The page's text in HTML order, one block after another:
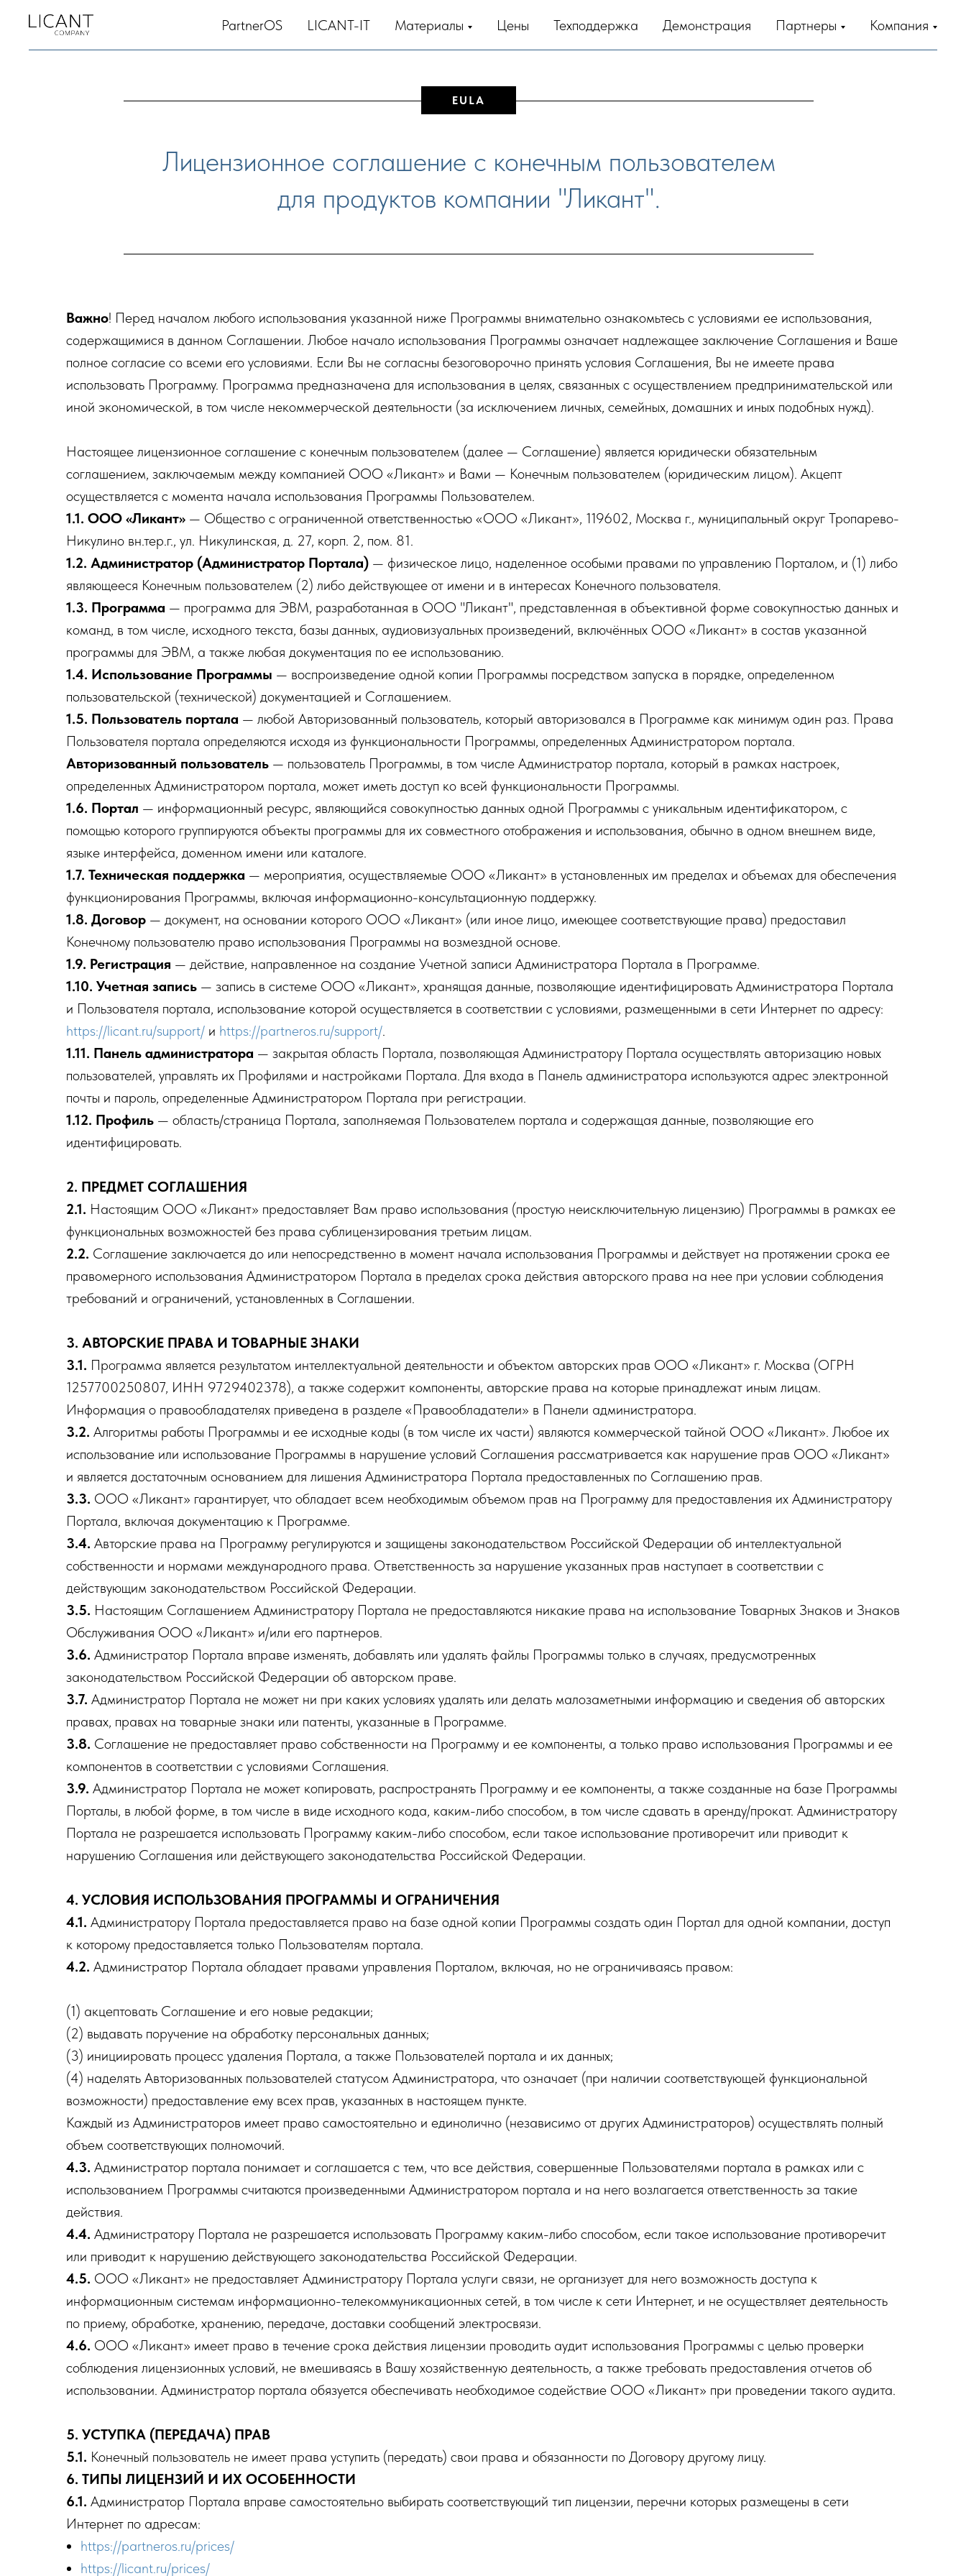
PartnerOS LICANT-IT Материалы Цены Техподдержка Демонстрация Партнеры Компания
EULA
Лицензионное соглашение с конечным пользователем
для продуктов компании "Ликант".
Важно! Перед началом любого использования указанной ниже Программы внимательно ознакомьтесь с условиями ее использования,
содержащимися в данном Соглашении. Любое начало использования Программы означает надлежащее заключение Соглашения и Ваше
полное согласие со всеми его условиями. Если Вы не согласны безоговорочно принять условия Соглашения, Вы не имеете права
использовать Программу. Программа предназначена для использования в целях, связанных с осуществлением предпринимательской или
иной экономической, в том числе некоммерческой деятельности (за исключением личных, семейных, домашних и иных подобных нужд).
Настоящее лицензионное соглашение с конечным пользователем (далее — Соглашение) является юридически обязательным
соглашением, заключаемым между компанией ООО «Ликант» и Вами — Конечным пользователем (юридическим лицом). Акцепт
осуществляется с момента начала использования Программы Пользователем.
1.1. ООО «Ликант» — Общество с ограниченной ответственностью «ООО «Ликант», 119602, Москва г., муниципальный округ Тропарево-
Никулино вн.тер.г., ул. Никулинская, д. 27, корп. 2, пом. 81.
1.2. Администратор (Администратор Портала) — физическое лицо, наделенное особыми правами по управлению Порталом, и (1) либо
являющееся Конечным пользователем (2) либо действующее от имени и в интересах Конечного пользователя.
1.3. Программа — программа для ЭВМ, разработанная в ООО "Ликант", представленная в объективной форме совокупностью данных и
команд, в том числе, исходного текста, базы данных, аудиовизуальных произведений, включённых ООО «Ликант» в состав указанной
программы для ЭВМ, а также любая документация по ее использованию.
1.4. Использование Программы — воспроизведение одной копии Программы посредством запуска в порядке, определенном
пользовательской (технической) документацией и Соглашением.
1.5. Пользователь портала — любой Авторизованный пользователь, который авторизовался в Программе как минимум один раз. Права
Пользователя портала определяются исходя из функциональности Программы, определенных Администратором портала.
Авторизованный пользователь — пользователь Программы, в том числе Администратор портала, который в рамках настроек,
определенных Администратором портала, может иметь доступ ко всей функциональности Программы.
1.6. Портал — информационный ресурс, являющийся совокупностью данных одной Программы с уникальным идентификатором, с
помощью которого группируются объекты программы для их совместного отображения и использования, обычно в одном внешнем виде,
языке интерфейса, доменном имени или каталоге.
1.7. Техническая поддержка — мероприятия, осуществляемые ООО «Ликант» в установленных им пределах и объемах для обеспечения
функционирования Программы, включая информационно-консультационную поддержку.
1.8. Договор — документ, на основании которого ООО «Ликант» (или иное лицо, имеющее соответствующие права) предоставил
Конечному пользователю право использования Программы на возмездной основе.
1.9. Регистрация — действие, направленное на создание Учетной записи Администратора Портала в Программе.
1.10. Учетная запись — запись в системе ООО «Ликант», хранящая данные, позволяющие идентифицировать Администратора Портала
и Пользователя портала, использование которой осуществляется в соответствии с условиями, размещенными в сети Интернет по адресу:
https://licant.ru/support/ и https://partneros.ru/support/.
1.11. Панель администратора — закрытая область Портала, позволяющая Администратору Портала осуществлять авторизацию новых
пользователей, управлять их Профилями и настройками Портала. Для входа в Панель администратора используются адрес электронной
почты и пароль, определенные Администратором Портала при регистрации.
1.12. Профиль — область/страница Портала, заполняемая Пользователем портала и содержащая данные, позволяющие его
идентифицировать.
2. ПРЕДМЕТ СОГЛАШЕНИЯ
2.1. Настоящим ООО «Ликант» предоставляет Вам право использования (простую неисключительную лицензию) Программы в рамках ее
функциональных возможностей без права сублицензирования третьим лицам.
2.2. Соглашение заключается до или непосредственно в момент начала использования Программы и действует на протяжении срока ее
правомерного использования Администратором Портала в пределах срока действия авторского права на нее при условии соблюдения
требований и ограничений, установленных в Соглашении.
3. АВТОРСКИЕ ПРАВА И ТОВАРНЫЕ ЗНАКИ
3.1. Программа является результатом интеллектуальной деятельности и объектом авторских прав ООО «Ликант» г. Москва (ОГРН
1257700250807, ИНН 9729402378), а также содержит компоненты, авторские права на которые принадлежат иным лицам.
Информация о правообладателях приведена в разделе «Правообладатели» в Панели администратора.
3.2. Алгоритмы работы Программы и ее исходные коды (в том числе их части) являются коммерческой тайной ООО «Ликант». Любое их
использование или использование Программы в нарушение условий Соглашения рассматривается как нарушение прав ООО «Ликант»
и является достаточным основанием для лишения Администратора Портала предоставленных по Соглашению прав.
3.3. ООО «Ликант» гарантирует, что обладает всем необходимым объемом прав на Программу для предоставления их Администратору
Портала, включая документацию к Программе.
3.4. Авторские права на Программу регулируются и защищены законодательством Российской Федерации об интеллектуальной
собственности и нормами международного права. Ответственность за нарушение указанных прав наступает в соответствии с
действующим законодательством Российской Федерации.
3.5. Настоящим Соглашением Администратору Портала не предоставляются никакие права на использование Товарных Знаков и Знаков
Обслуживания ООО «Ликант» и/или его партнеров.
3.6. Администратор Портала вправе изменять, добавлять или удалять файлы Программы только в случаях, предусмотренных
законодательством Российской Федерации об авторском праве.
3.7. Администратор Портала не может ни при каких условиях удалять или делать малозаметными информацию и сведения об авторских
правах, правах на товарные знаки или патенты, указанные в Программе.
3.8. Соглашение не предоставляет право собственности на Программу и ее компоненты, а только право использования Программы и ее
компонентов в соответствии с условиями Соглашения.
3.9. Администратор Портала не может копировать, распространять Программу и ее компоненты, а также созданные на базе Программы
Порталы, в любой форме, в том числе в виде исходного кода, каким-либо способом, в том числе сдавать в аренду/прокат. Администратору
Портала не разрешается использовать Программу каким-либо способом, если такое использование противоречит или приводит к
нарушению Соглашения или действующего законодательства Российской Федерации.
4. УСЛОВИЯ ИСПОЛЬЗОВАНИЯ ПРОГРАММЫ И ОГРАНИЧЕНИЯ
4.1. Администратору Портала предоставляется право на базе одной копии Программы создать один Портал для одной компании, доступ
к которому предоставляется только Пользователям портала.
4.2. Администратор Портала обладает правами управления Порталом, включая, но не ограничиваясь правом:
(1) акцептовать Соглашение и его новые редакции;
(2) выдавать поручение на обработку персональных данных;
(3) инициировать процесс удаления Портала, а также Пользователей портала и их данных;
(4) наделять Авторизованных пользователей статусом Администратора, что означает (при наличии соответствующей функциональной
возможности) предоставление ему всех прав, указанных в настоящем пункте.
Каждый из Администраторов имеет право самостоятельно и единолично (независимо от других Администраторов) осуществлять полный
объем соответствующих полномочий.
4.3. Администратор портала понимает и соглашается с тем, что все действия, совершенные Пользователями портала в рамках или с
использованием Программы считаются произведенными Администратором портала и на него возлагается ответственность за такие
действия.
4.4. Администратору Портала не разрешается использовать Программу каким-либо способом, если такое использование противоречит
или приводит к нарушению действующего законодательства Российской Федерации.
4.5. ООО «Ликант» не предоставляет Администратору Портала услуги связи, не организует для него возможность доступа к
информационным системам информационно-телекоммуникационных сетей, в том числе к сети Интернет, и не осуществляет деятельность
по приему, обработке, хранению, передаче, доставки сообщений электросвязи.
4.6. ООО «Ликант» имеет право в течение срока действия лицензии проводить аудит использования Программы с целью проверки
соблюдения лицензионных условий, не вмешиваясь в Вашу хозяйственную деятельность, а также требовать предоставления отчетов об
использовании. Администратор портала обязуется обеспечивать необходимое содействие ООО «Ликант» при проведении такого аудита.
5. УСТУПКА (ПЕРЕДАЧА) ПРАВ
5.1. Конечный пользователь не имеет права уступить (передать) свои права и обязанности по Договору другому лицу.
6. ТИПЫ ЛИЦЕНЗИЙ И ИХ ОСОБЕННОСТИ
6.1. Администратор Портала вправе самостоятельно выбирать соответствующий тип лицензии, перечни которых размещены в сети
Интернет по адресам:
https://partneros.ru/prices/
https://licant.ru/prices/